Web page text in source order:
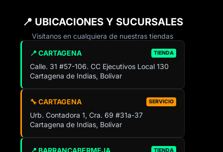
📍 UBICACIONES Y SUCURSALES
Visítanos en cualquiera de nuestras tiendas
📍 CARTAGENA TIENDA
Calle. 31 #57-106. CC Ejecutivos Local 130
Cartagena de Indias, Bolívar
🔧 CARTAGENA SERVICIO
Urb. Contadora 1, Cra. 69 #31a-37
Cartagena de Indias, Bolívar
📍 BARRANCABERMEJA TIENDA